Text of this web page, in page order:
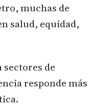
muchas de
salud, equidad,
de
responde más